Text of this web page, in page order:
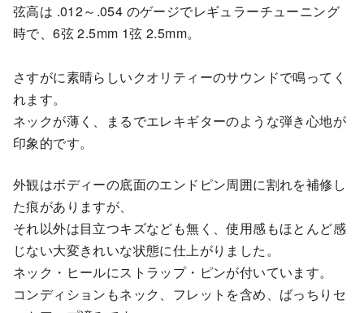
弦高は .012～.054 のゲージでレギュラーチューニング
時で、6弦 2.5mm 1弦 2.5mm。
さすがに素晴らしいクオリティーのサウンドで鳴ってく
れます。
ネックが薄く、まるでエレキギターのような弾き心地が
印象的です。
外観はボディーの底面のエンドピン周囲に割れを補修し
た痕がありますが、
それ以外は目立つキズなども無く、使用感もほとんど感
じない大変きれいな状態に仕上がりました。
ネック・ヒールにストラップ・ピンが付いています。
コンディションもネック、フレットを含め、ばっちりセ